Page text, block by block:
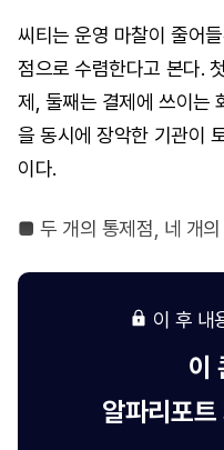
씨티는 운영 마찰이 줄어
점으로 수렴한다고 본다.
제, 둘째는 결제에 쓰이는
을 동시에 장악한 기관이
이다.
■ 두 개의 통제점, 네 개의
이 후 내
이
알파리포트